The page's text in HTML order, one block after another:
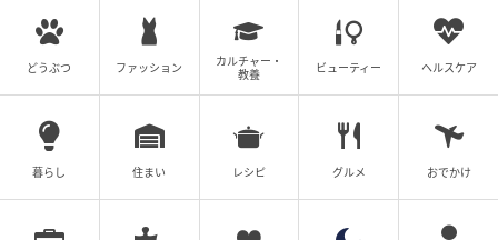
どうぶつ ファッション
カルチャー・
教養
ビューティー ヘルスケア
暮らし 住まい レシピ グルメ おでかけ